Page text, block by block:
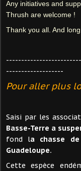
Any initiatives and
Thrush are welcome !
Thank you all. And
-------------------
Pour aller plus
Saisi par les
Basse-Terre a
fond la chasse
Guadeloupe.
Cette espèce